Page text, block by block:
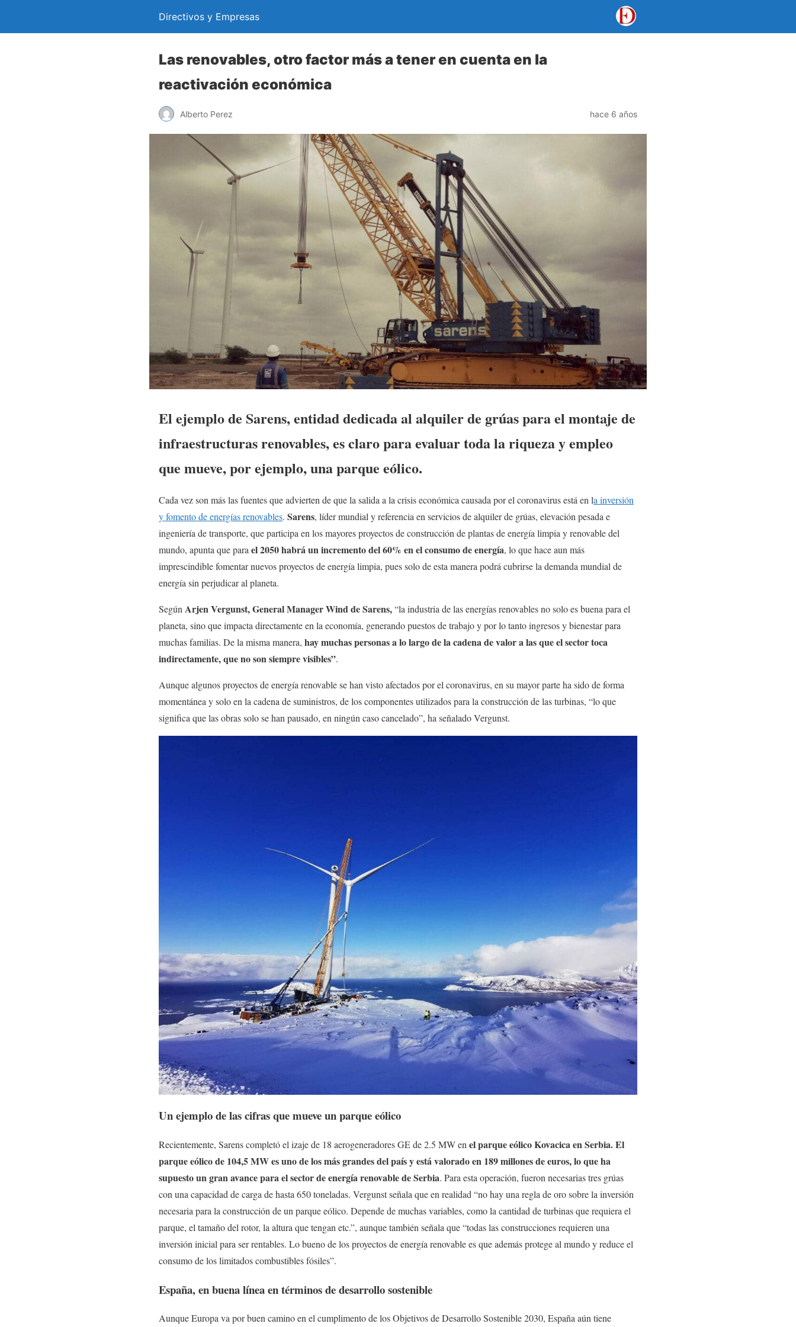
Directivos y Empresas
Las renovables, otro factor más a tener en cuenta en la
reactivación económica
Alberto Perez hace 6 años
El ejemplo de Sarens, entidad dedicada al alquiler de grúas para el montaje de
infraestructuras renovables, es claro para evaluar toda la riqueza y empleo
que mueve, por ejemplo, una parque eólico.
Cada vez son más las fuentes que advierten de que la salida a la crisis económica causada por el coronavirus está en la inversión
y fomento de energías renovables. Sarens, líder mundial y referencia en servicios de alquiler de grúas, elevación pesada e
ingeniería de transporte, que participa en los mayores proyectos de construcción de plantas de energía limpia y renovable del
mundo, apunta que parael 2050 habrá un incremento del 60% en el consumo de energía, lo que hace aun más
imprescindible fomentar nuevos proyectos de energía limpia, pues solo de esta manera podrá cubrirse la demanda mundial de
energía sin perjudicar al planeta.
SegúnArjen Vergunst, General Manager Wind de Sarens,“la industria de las energías renovables no solo es buena para el
planeta, sino que impacta directamente en la economía, generando puestos de trabajo y por lo tanto ingresos y bienestar para
muchas familias. De la misma manera, hay muchas personas a lo largo de la cadena de valor a las que el sector toca
indirectamente, que no son siempre visibles”.
Aunque algunos proyectos de energía renovable se han visto afectados por el coronavirus, en su mayor parte ha sido de forma
momentánea y solo en la cadena de suministros, de los componentes utilizados para la construcción de las turbinas, “lo que
significa que las obras solo se han pausado, en ningún caso cancelado”, ha señalado Vergunst.
Un ejemplo de las cifras que mueve un parque eólico
Recientemente, Sarens completó el izaje de 18 aerogeneradores GE de 2.5 MW en el parque eólico Kovacica en Serbia. El
parque eólico de 104,5 MW es uno de los más grandes del país y está valorado en 189 millones de euros, lo que ha
supuesto un gran avance para el sector de energía renovable de Serbia. Para esta operación, fueron necesarias tres grúas
con una capacidad de carga de hasta 650 toneladas. Vergunst señala que en realidad “no hay una regla de oro sobre la inversión
necesaria para la construcción de un parque eólico. Depende de muchas variables, como la cantidad de turbinas que requiera el
parque, el tamaño del rotor, la altura que tengan etc.”, aunque también señala que “todas las construcciones requieren una
inversión inicial para ser rentables. Lo bueno de los proyectos de energía renovable es que además protege al mundo y reduce el
consumo de los limitados combustibles fósiles”.
España, en buena línea en términos de desarrollo sostenible
Aunque Europa va por buen camino en el cumplimento de los Objetivos de Desarrollo Sostenible 2030, España aún tiene